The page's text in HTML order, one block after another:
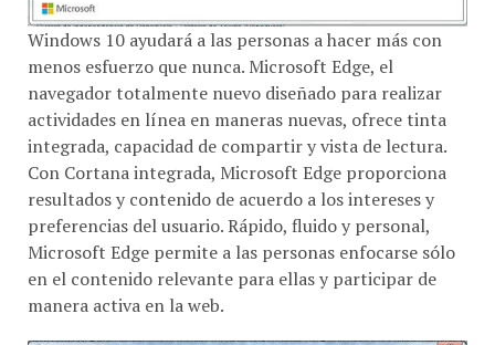
Windows 10 ayudará a las personas a hacer más con
menos esfuerzo que nunca. Microsoft Edge, el
navegador totalmente nuevo diseñado para realizar
actividades en línea en maneras nuevas, ofrece tinta
integrada, capacidad de compartir y vista de lectura.
Con Cortana integrada, Microsoft Edge proporciona
resultados y contenido de acuerdo a los intereses y
preferencias del usuario. Rápido, fluido y personal,
Microsoft Edge permite a las personas enfocarse sólo
en el contenido relevante para ellas y participar de
manera activa en la web.